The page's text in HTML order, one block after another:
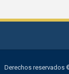
Derechos reservados